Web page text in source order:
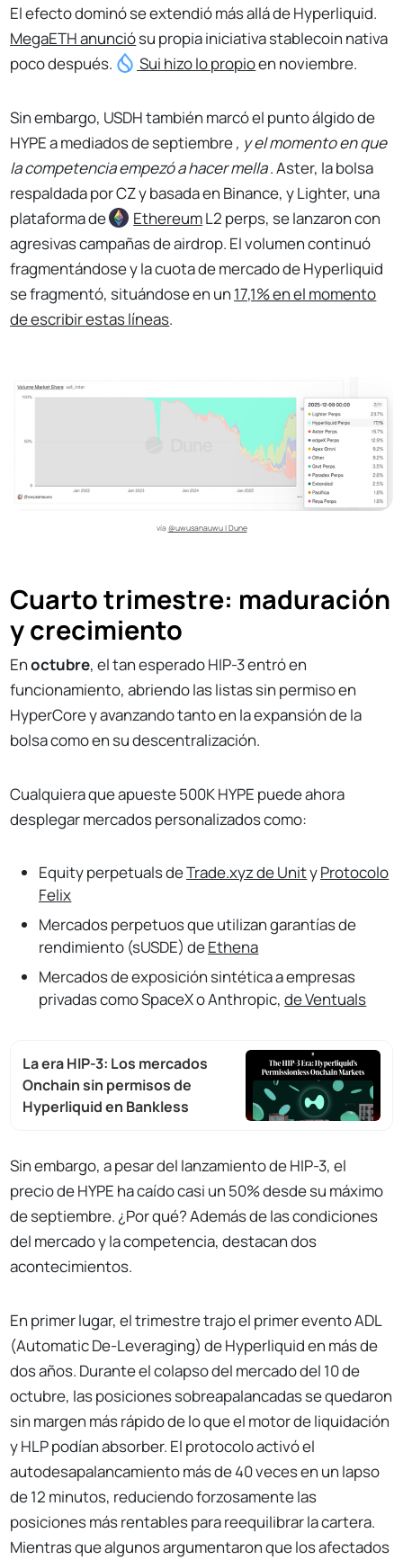
El efecto dominó se extendió más allá de Hyperliquid.
MegaETH anunciósu propia iniciativa stablecoin nativa
poco después.
Sui hizo lo propioen noviembre.
Sin embargo, USDH también marcó el punto álgido de
HYPE a mediados de septiembre, y el momento en que
la competencia empezó a hacer mella. Aster, la bolsa
respaldada por CZ y basada en Binance, y Lighter, una
plataforma de
EthereumL2 perps, se lanzaron con
agresivas campañas de airdrop. El volumen continuó
fragmentándose y la cuota de mercado de Hyperliquid
se fragmentó, situándose en un 17,1% en el momento
de escribir estas líneas.
vía @uwusanauwu | Dune
Cuarto trimestre: maduración
y crecimiento
Enoctubre, el tan esperado HIP-3 entró en
funcionamiento, abriendo las listas sin permiso en
HyperCore y avanzando tanto en la expansión de la
bolsa como en su descentralización.
Cualquiera que apueste 500K HYPE puede ahora
desplegar mercados personalizados como:
Equity perpetuals deTrade.xyz de UnityProtocolo
Felix
Mercados perpetuos que utilizan garantías de
rendimiento (sUSDE) deEthena
Mercados de exposición sintética a empresas
privadas como SpaceX o Anthropic,de Ventuals
La era HIP-3: Los mercados
Onchain sin permisos de
Hyperliquid en Bankless
Sin embargo, a pesar del lanzamiento de HIP-3, el
precio de HYPE ha caído casi un 50% desde su máximo
de septiembre. ¿Por qué? Además de las condiciones
del mercado y la competencia, destacan dos
acontecimientos.
En primer lugar, el trimestre trajo el primer evento ADL
(Automatic De-Leveraging) de Hyperliquid en más de
dos años. Durante el colapso del mercado del 10 de
octubre, las posiciones sobreapalancadas se quedaron
sin margen más rápido de lo que el motor de liquidación
y HLP podían absorber. El protocolo activó el
autodesapalancamiento más de 40 veces en un lapso
de 12 minutos, reduciendo forzosamente las
posiciones más rentables para reequilibrar la cartera.
Mientras que algunos argumentaron que los afectados